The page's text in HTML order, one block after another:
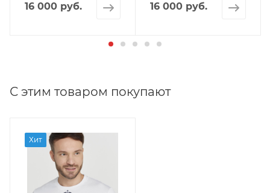
16 000 руб. 16 000 руб.
С этим товаром покупают
Хит